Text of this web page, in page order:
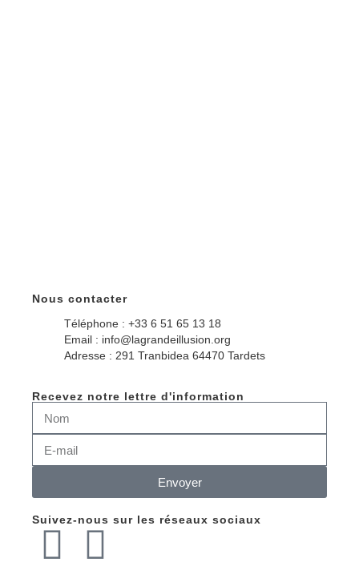
Nous contacter
Téléphone : +33 6 51 65 13 18
Email : info@lagrandeillusion.org
Adresse : 291 Tranbidea 64470 Tardets
Recevez notre lettre d'information
Envoyer
Suivez-nous sur les réseaux sociaux